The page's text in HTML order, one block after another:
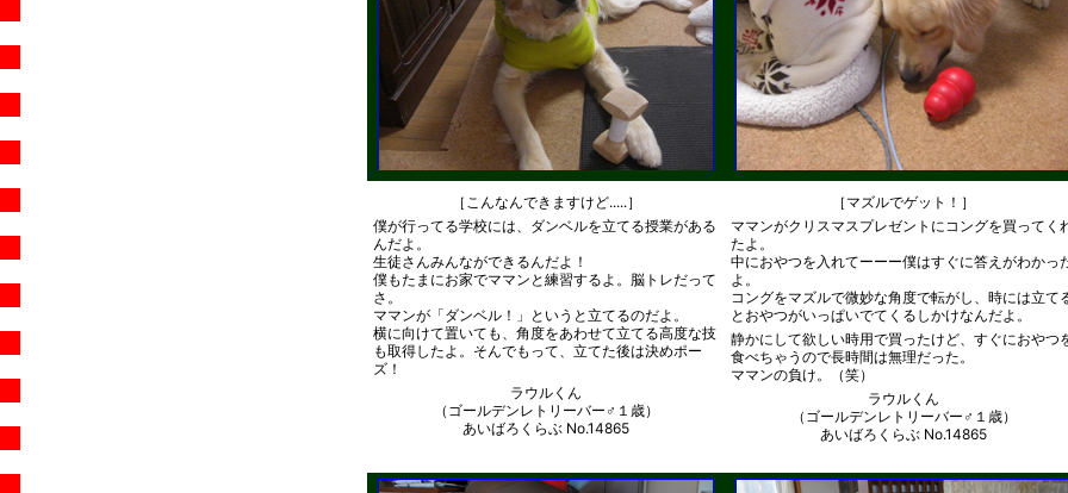
［こんなんできますけど.....］
僕が行ってる学校には、ダンベルを立てる授業がある
んだよ。
生徒さんみんなができるんだよ！
僕もたまにお家でママンと練習するよ。脳トレだって
さ。
ママンが「ダンベル！」というと立てるのだよ。
横に向けて置いても、角度をあわせて立てる高度な技
も取得したよ。そんでもって、立てた後は決めポー
ズ！
ラウルくん
（ゴールデンレトリーバー♂１歳）
あいばろくらぶ No.14865
［マズルでゲット！］
ママンがクリスマスプレゼントにコングを買ってく
たよ。
中におやつを入れてーーー僕はすぐに答えがわかっ
よ。
コングをマズルで微妙な角度で転がし、時には立て
とおやつがいっぱいでてくるしかけなんだよ。
静かにして欲しい時用で買ったけど、すぐにおやつ
食べちゃうので長時間は無理だった。
ママンの負け。（笑）
ラウルくん
（ゴールデンレトリーバー♂１歳）
あいばろくらぶ No.14865